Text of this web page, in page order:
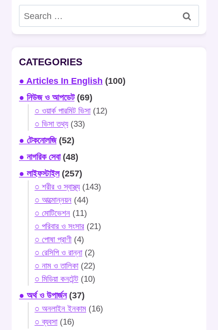
Search
for:
CATEGORIES
● Articles In English (100)
● নিউজ ও আপডেট(69)
○ ওয়ার্ক পারমিট ভিসা(12)
○ ভিসা তথ্য(33)
● টেকনোলজি(52)
● নাগরিক সেবা(48)
● লাইফস্টাইল(257)
○ শরীর ও স্বাস্থ্য(143)
○ আত্মোন্নয়ন (44)
○ মোটিভেশন (11)
○ পরিবার ও সংসার (21)
○ পোষা প্রাণী (4)
○ রেসিপি ও রান্না(2)
○ নাম ও তালিকা(22)
○ মিডিয়া কনটেন্ট (10)
● অর্থ ও উপার্জন(37)
○ অনলাইন ইনকাম (16)
○ ব্যবসা(16)